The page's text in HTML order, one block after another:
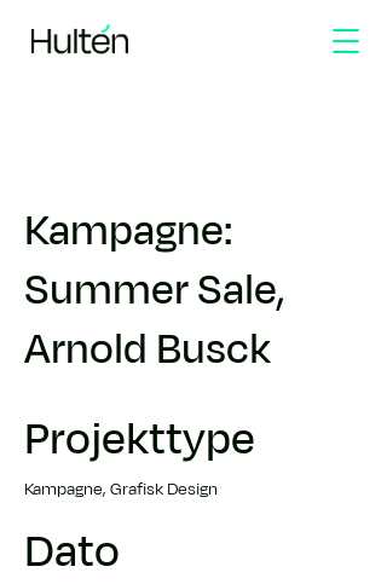
Kampagne:
Summer Sale,
Arnold Busck
Projekttype
Kampagne, Grafisk Design
Dato